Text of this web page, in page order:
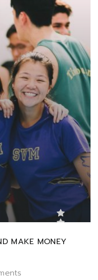
MAKE MONEY